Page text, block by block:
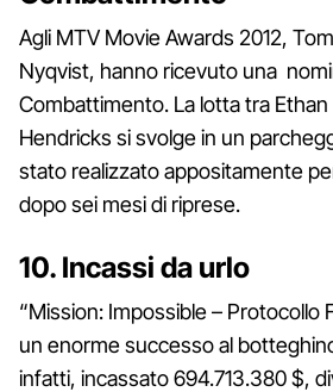
Agli MTV Movie Awards 2012,
Nyqvist, hanno ricevuto una
Combattimento. La lotta tra
Hendricks si svolge in un
stato realizzato appositamente
dopo sei mesi di riprese.
10. Incassi da urlo
“Mission: Impossible – Protocollo
un enorme successo al
infatti, incassato 694.713.380 $,